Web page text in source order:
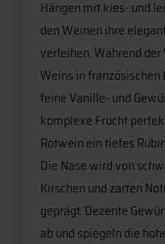
Hängen mit kies- und
den Weinen ihre
verleihen. Während
Weins in
feine Vanille- und
komplexe Frucht
Rotwein ein tiefes
Die Nase wird von
Kirschen und zarten
geprägt. Dezente
ab und spiegeln die